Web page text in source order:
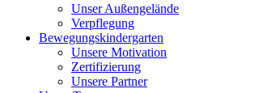
Unser Außengelände
Verpflegung
Bewegungskindergarten
Unsere Motivation
Zertifizierung
Unsere Partner